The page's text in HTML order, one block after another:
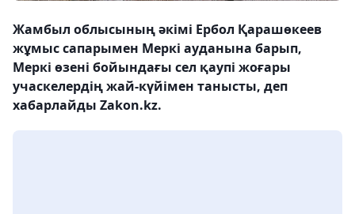
Жамбыл облысының әкімі Ербол Қарашөкеев
жұмыс сапарымен Меркі ауданына барып,
Меркі өзені бойындағы сел қаупі жоғары
учаскелердің жай-күйімен танысты, деп
хабарлайды Zakon.kz.